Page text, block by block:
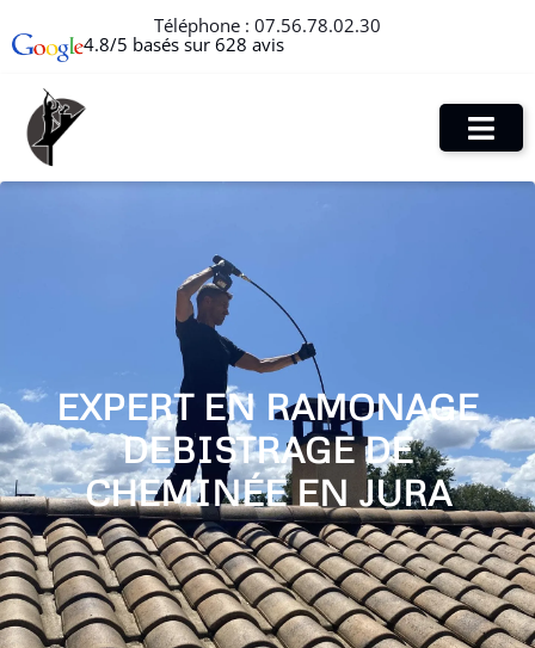
Téléphone : 07.56.78.02.30
4.8/5 basés sur 628 avis
EXPERT EN RAMONAGE
DEBISTRAGE DE
CHEMINÉE EN JURA